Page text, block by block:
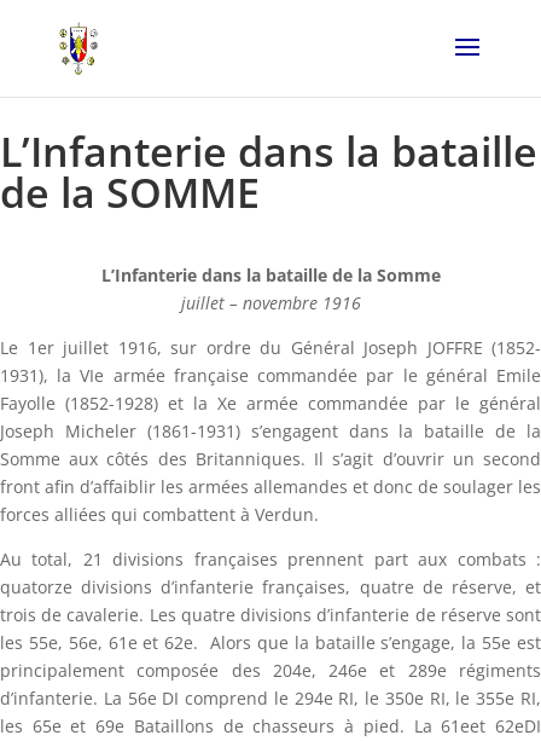
L’Infanterie dans la bataille
de la SOMME
L’Infanterie dans la bataille de la Somme
juillet – novembre 1916
Le 1er juillet 1916, sur ordre du Général Joseph JOFFRE (1852-
1931), la VIe armée française commandée par le général Emile
Fayolle (1852-1928) et la Xe armée commandée par le général
Joseph Micheler (1861-1931) s’engagent dans la bataille de la
Somme aux côtés des Britanniques. Il s’agit d’ouvrir un second
front afin d’affaiblir les armées allemandes et donc de soulager les
forces alliées qui combattent à Verdun.
Au total, 21 divisions françaises prennent part aux combats :
quatorze divisions d’infanterie françaises, quatre de réserve, et
trois de cavalerie. Les quatre divisions d’infanterie de réserve sont
les 55e, 56e, 61e et 62e. Alors que la bataille s’engage, la 55e est
principalement composée des 204e, 246e et 289e régiments
d’infanterie. La 56e DI comprend le 294e RI, le 350e RI, le 355e RI,
les 65e et 69e Bataillons de chasseurs à pied. La 61eet 62eDI